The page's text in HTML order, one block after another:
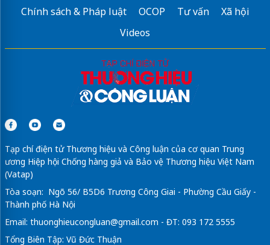
Chính sách & Pháp luật
OCOP Tư vấn
Xã hội
Videos
Tạp chí điện tử Thương hiệu và Công luận của cơ quan Trung
ương Hiệp hội Chống hàng giả và Bảo vệ Thương hiệu Việt Nam
(Vatap)
Tòa soạn: Ngõ 56/ B5D6 Trương Công Giai - Phường Cầu Giấy -
Thành phố Hà Nội
Email: thuonghieucongluan@gmail.com - ĐT: 093 172 5555
Tổng Biên Tập: Vũ Đức Thuận